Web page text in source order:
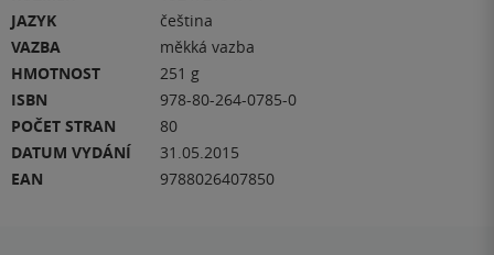
JAZYK
čeština
VAZBA
měkká vazba
HMOTNOST
251 g
ISBN
978-80-264-0785-0
POČET STRAN
80
DATUM VYDÁNÍ
31.05.2015
EAN
9788026407850